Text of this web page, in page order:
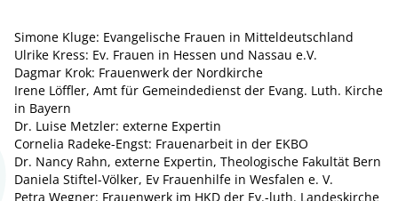
Simone Kluge: Evangelische Frauen in Mitteldeutschland
Ulrike Kress: Ev. Frauen in Hessen und Nassau e.V.
Dagmar Krok: Frauenwerk der Nordkirche
Irene Löffler, Amt für Gemeindedienst der Evang. Luth. Kirche
in Bayern
Dr. Luise Metzler: externe Expertin
Cornelia Radeke-Engst: Frauenarbeit in der EKBO
Dr. Nancy Rahn, externe Expertin, Theologische Fakultät Bern
Daniela Stiftel-Völker, Ev Frauenhilfe in Wesfalen e. V.
Petra Wegner: Frauenwerk im HKD der Ev.-luth. Landeskirche